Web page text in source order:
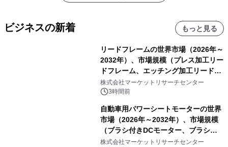
ビジネスの新着 もっと見る
リードフレームの世界市場（2026年～
2032年）、市場規模（プレス加工リー
ドフレーム、エッチング加工リードフ
レーム）・分析レポートを発表
株式会社マーケットリサーチセンター
3時間前
自動車用パワーシートモーターの世界
市場（2026年～2032年）、市場規模
（ブラシ付きDCモーター、ブラシレ
スDCモーター）・分析レポートを発
株式会社マーケットリサーチセンター